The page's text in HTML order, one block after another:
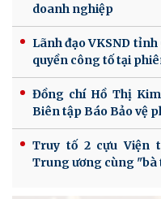
doanh nghiệp
Lãnh đạo VKSND
quyền công tố tại
Đồng chí Hồ Thị
Biên tập Báo Bảo vệ
Truy tố 2 cựu Viện
Trung ương cùng "bà